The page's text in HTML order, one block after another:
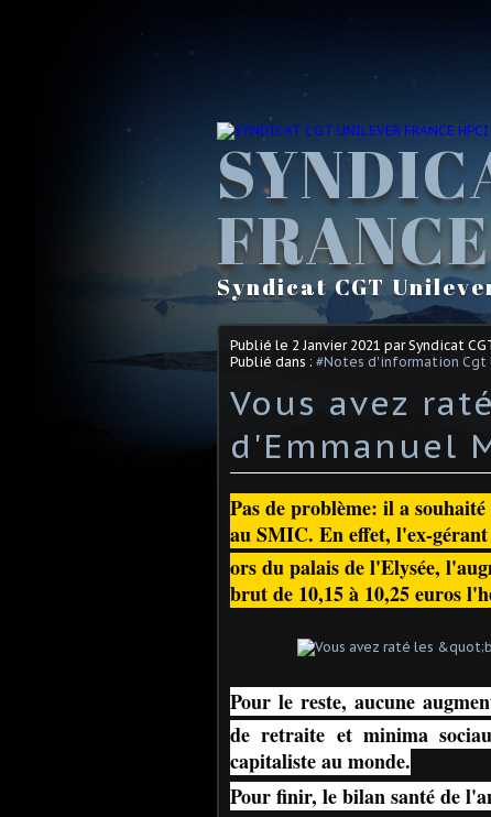
Syndicat CGT
Publié le 2 Janvier 2021 par Syndicat
Publié dans : #Notes d'information Cgt
Vous avez
d'Emmanuel
Pas de problème: il a
au SMIC. En effet, l'ex-
ors du palais de l'Elysée,
brut de 10,15 à 10,25 euros
Pour le reste, aucune
de retraite et minima
capitaliste au monde.
Pour finir, le bilan santé de